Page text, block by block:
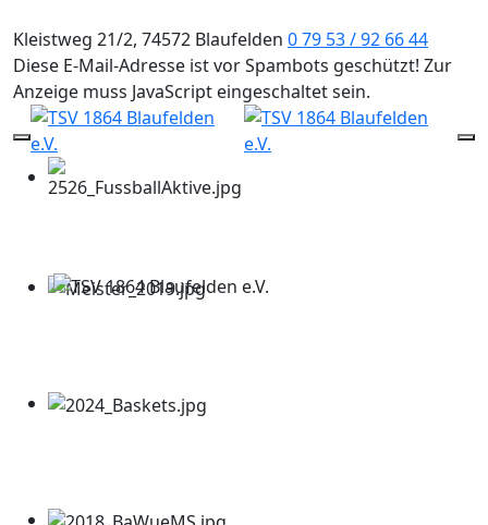
Kleistweg 21/2, 74572 Blaufelden 0 79 53 / 92 66 44
Diese E-Mail-Adresse ist vor Spambots geschützt! Zur
Anzeige muss JavaScript eingeschaltet sein.
Mobile Menu Toggle